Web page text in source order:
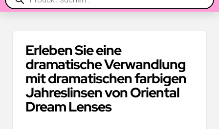
search
Erleben Sie eine
dramatische Verwandlung
mit dramatischen farbigen
Jahreslinsen von Oriental
Dream Lenses